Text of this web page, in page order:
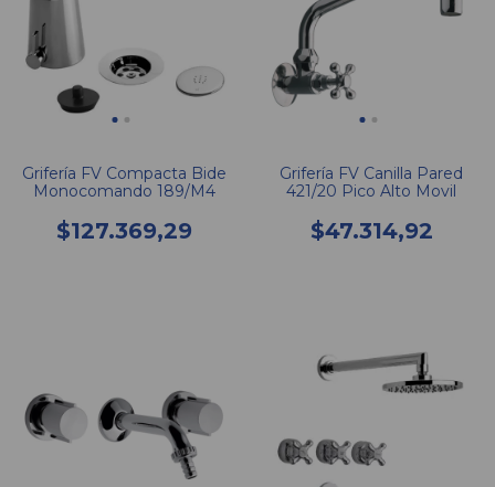
Grifería FV Compacta Bide
Monocomando 189/M4
$127.369,29
Grifería FV Canilla Pared
421/20 Pico Alto Movil
$47.314,92